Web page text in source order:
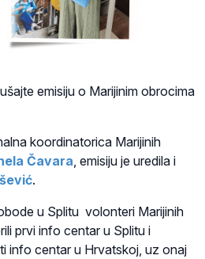
emisiju o Marijinim obrocima
koordinatorica Marijinih
Čavara , emisiju je uredila i
.
u Splitu volonteri Marijinih
prvi info centar u Splitu i
info centar u Hrvatskoj, uz onaj